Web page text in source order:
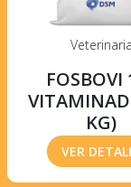
Veterinaria
FOSBOVI
KG)
VER